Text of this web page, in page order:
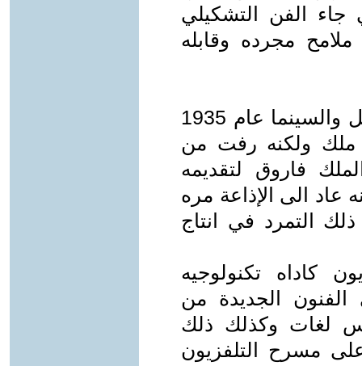
جاء الفن التشكيلي
مجرده وقابله
انضم السيد بدير لجمعيه انصار التمثيل والسينما عام 1935
ملك ولكنه رفت من
بقرار من الملك فاروق لتقديمه
الى الإذاعة مره
هي ملامح ذلك التمرد في انتاج
كاداه تكنولوجيه
الجديدة من
لغات وكذلك ذلك
مسرح التلفزيون